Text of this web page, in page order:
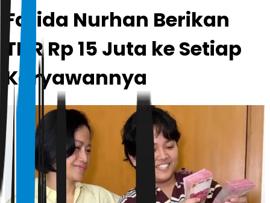
Farida Nurhan Berikan
THR Rp 15 Juta ke Setiap
Karyawannya